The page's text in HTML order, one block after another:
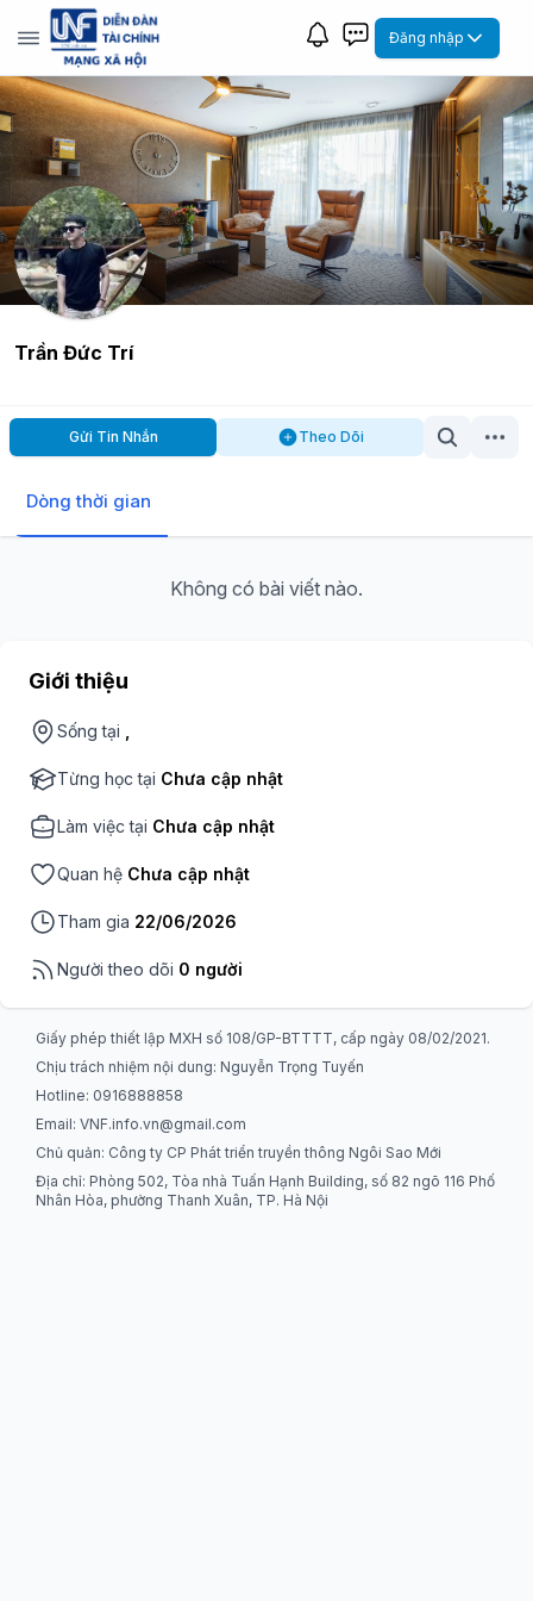
Đăng nhập
Trần Đức Trí
Gửi Tin Nhắn Theo Dõi
Dòng thời gian
Không có bài viết nào.
Giới thiệu
Sống tại
Từng học tại Chưa cập nhật
Làm việc tại Chưa cập nhật
Quan hệ Chưa cập nhật
Tham gia 22/06/2026
Người theo dõi 0 người
Giấy phép thiết lập MXH số 108/GP-BTTTT, cấp ngày 08/02/2021.
Chịu trách nhiệm nội dung: Nguyễn Trọng Tuyến
Hotline: 0916888858
Email: VNF.info.vn@gmail.com
Chủ quản: Công ty CP Phát triển truyền thông Ngôi Sao Mới
Địa chỉ: Phòng 502, Tòa nhà Tuấn Hạnh Building, số 82 ngõ 116 Phố
Nhân Hòa, phường Thanh Xuân, TP. Hà Nội